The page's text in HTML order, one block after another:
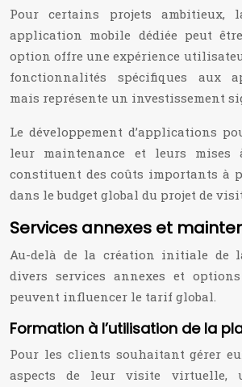
Pour certains projets ambitieux,
application mobile dédiée peut
option offre une expérience
fonctionnalités spécifiques aux
mais représente un investissement
Le développement d’applications
leur maintenance et leurs mises
constituent des coûts importants à
dans le budget global du projet de
Services annexes et
Au-delà de la création initiale de
divers services annexes et
peuvent influencer le tarif global.
Formation à l’utilisation de la
Pour les clients souhaitant gérer
aspects de leur visite virtuelle,